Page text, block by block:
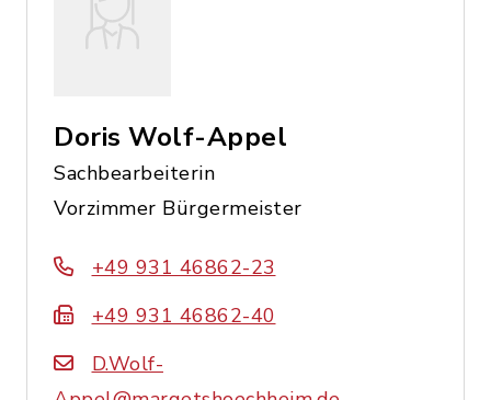
Doris Wolf-Appel
Sachbearbeiterin
Vorzimmer Bürgermeister
+49 931 46862-23
+49 931 46862-40
D.Wolf-